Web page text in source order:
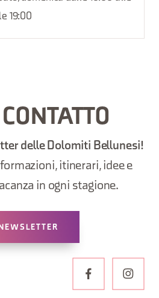
19:00
delle Dolomiti Bellunesi!
itinerari, idee e
in ogni stagione.